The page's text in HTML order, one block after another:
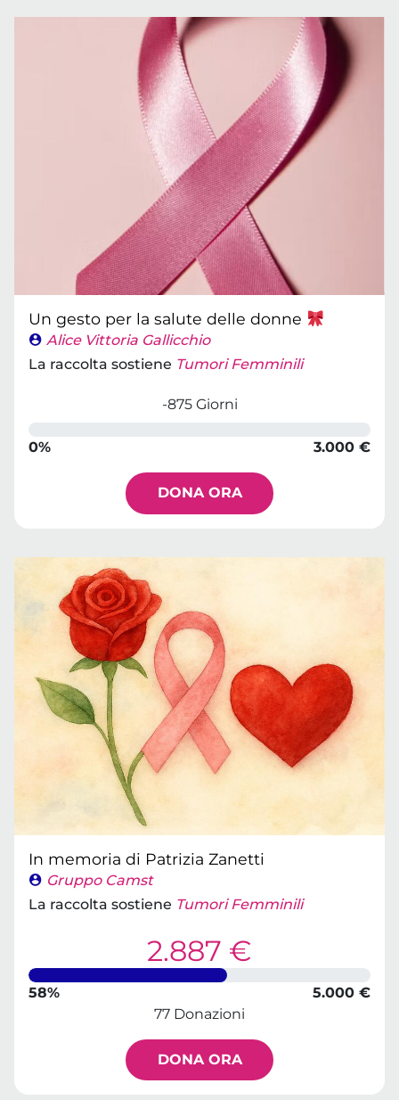
Un gesto per la salute delle donne
Alice Vittoria Gallicchio
La raccolta sostiene Tumori Femminili
-875 Giorni
0% 3.000 €
DONA ORA
In memoria di Patrizia Zanetti
Gruppo Camst
La raccolta sostiene Tumori Femminili
2.887 €
58%
5.000 €
77 Donazioni
DONA ORA